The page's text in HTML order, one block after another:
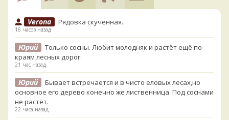
Verona Рядовка скученная.
16 часов назад
Юрий
Только сосны. Любит молодняк и растёт ещё по
краям лесных дорог.
21 час назад
Юрий
Бывает встречается и в чисто еловых лесах,но
основное его дерево конечно же лиственница. Под соснами
не растёт.
22 часа назад